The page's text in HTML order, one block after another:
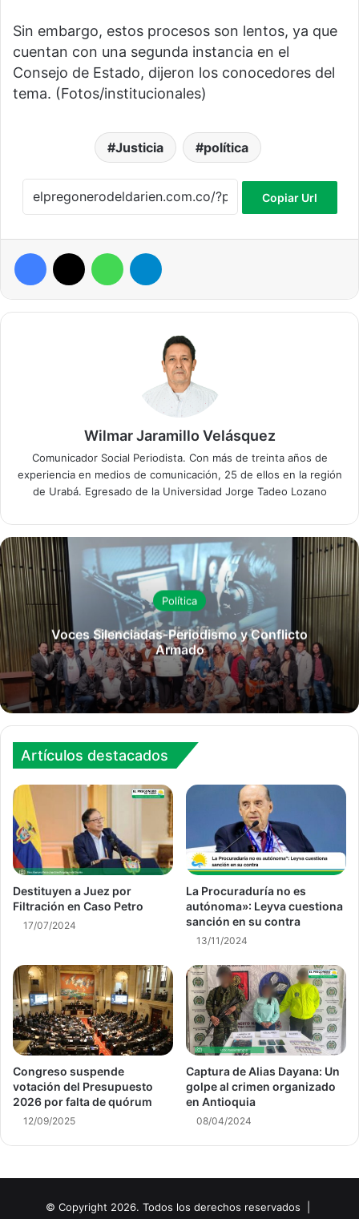
Sin embargo, estos procesos son lentos, ya que
cuentan con una segunda instancia en el
Consejo de Estado, dijeron los conocedores del
tema. (Fotos/institucionales)
Justicia política
Copiar Url
Facebook WhatsApp
Wilmar Jaramillo Velásquez
Comunicador Social Periodista. Con más de treinta años de
experiencia en medios de comunicación, 25 de ellos en la región
de Urabá. Egresado de la Universidad Jorge Tadeo Lozano
Política
Voces Silenciadas-Periodismo y Conflicto
Armado
Artículos destacados
Destituyen a Juez por
Filtración en Caso Petro
17/07/2024
La Procuraduría no es
autónoma»: Leyva cuestiona
sanción en su contra
13/11/2024
Congreso suspende
votación del Presupuesto
2026 por falta de quórum
12/09/2025
Captura de Alias Dayana: Un
golpe al crimen organizado
en Antioquia
08/04/2024
© Copyright 2026. Todos los derechos reservados |